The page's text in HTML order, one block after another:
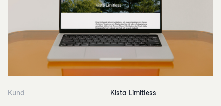
Kund Kista Limitless